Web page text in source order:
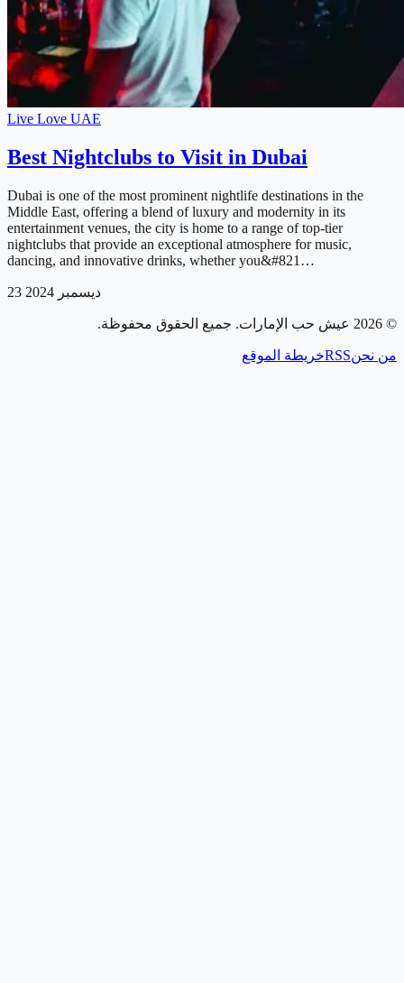
Live Love UAE
Best Nightclubs to Visit in Dubai
Dubai is one of the most prominent nightlife destinations in the
Middle East, offering a blend of luxury and modernity in its
entertainment venues, the city is home to a range of top-tier
nightclubs that provide an exceptional atmosphere for music,
dancing, and innovative drinks, whether you&#821…
23 ديسمبر 2024
©
2026 عيش حب الإمارات. جميع الحقوق محفوظة.
من نحنRSSخريطة الموقع